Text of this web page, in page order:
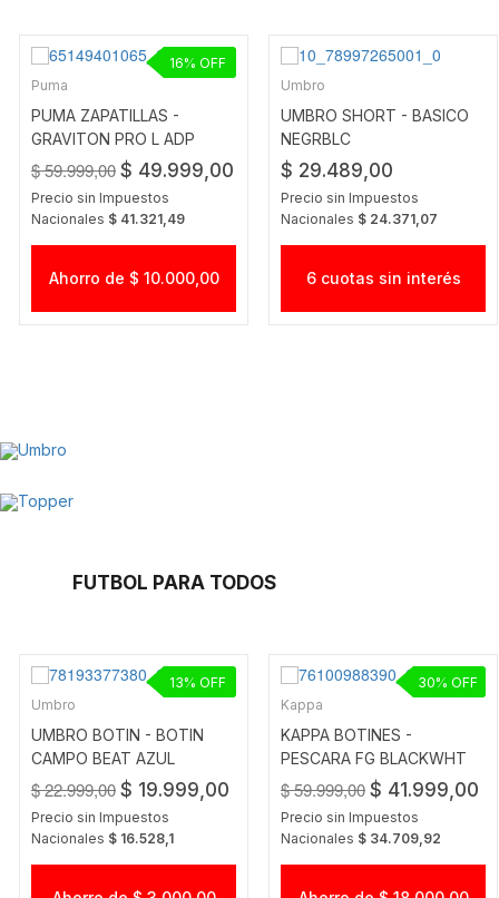
Puma
PUMA ZAPATILLAS -
GRAVITON PRO L ADP
NEGRO
$ 59.999,00 $ 49.999,00
Precio sin Impuestos
Nacionales $ 41.321,49
16
Ahorro de $ 10.000,00
Umbro
UMBRO SHORT - BASICO
NEGRBLC
$ 29.489,00
Precio sin Impuestos
Nacionales $ 24.371,07
6 cuotas sin interés
FUTBOL PARA TODOS
Umbro
UMBRO BOTIN - BOTIN
CAMPO BEAT AZUL
$ 22.999,00 $ 19.999,00
Precio sin Impuestos
Nacionales $ 16.528,1
13
Kappa
KAPPA BOTINES -
PESCARA FG BLACKWHT
$ 59.999,00 $ 41.999,00
Precio sin Impuestos
Nacionales $ 34.709,92
30